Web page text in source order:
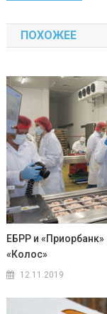
по
записям
ПОХОЖЕЕ
ЕБРР и
«Колос»
12.11.2019